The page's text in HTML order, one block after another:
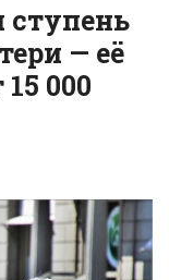
ступень
— её
000